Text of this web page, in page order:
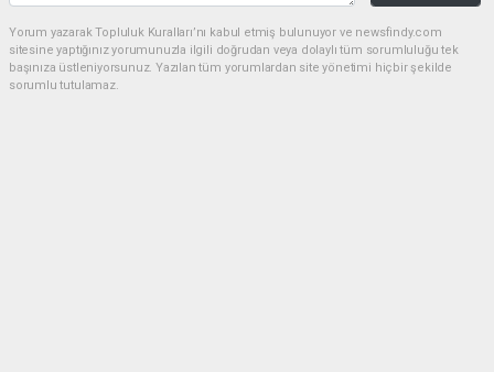
Yorum yazarak Topluluk Kuralları’nı kabul etmiş bulunuyor ve newsfindy.com
sitesine yaptığınız yorumunuzla ilgili doğrudan veya dolaylı tüm sorumluluğu tek
başınıza üstleniyorsunuz. Yazılan tüm yorumlardan site yönetimi hiçbir şekilde
sorumlu tutulamaz.